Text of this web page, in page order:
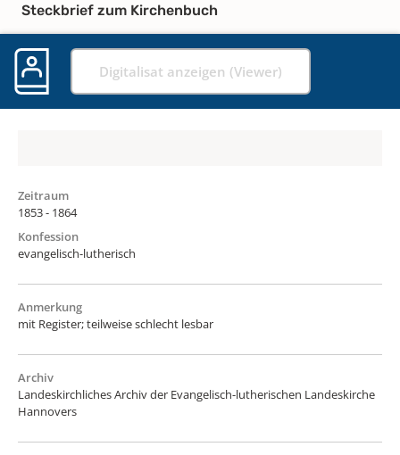
Steckbrief zum Kirchenbuch
Digitalisat anzeigen (Viewer)
Zeitraum
1853 - 1864
Konfession
evangelisch-lutherisch
Anmerkung
mit Register; teilweise schlecht lesbar
Archiv
Landeskirchliches Archiv der Evangelisch-lutherischen Landeskirche
Hannovers